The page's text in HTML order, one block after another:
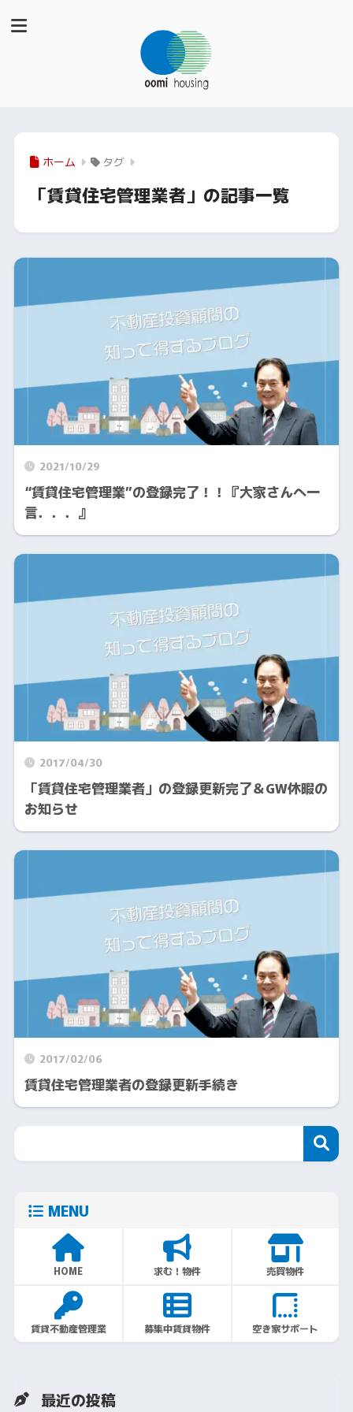
ホーム タグ
「賃貸住宅管理業者」の記事一覧
2021/10/29
“賃貸住宅管理業”の登録完了！！『大家さんへ一
言．．．』
2017/04/30
「賃貸住宅管理業者」の登録更新完了＆GW休暇の
お知らせ
2017/02/06
賃貸住宅管理業者の登録更新手続き
MENU
HOME 求む！物件 売買物件
賃貸不動産管理業 募集中賃貸物件 空き家サポート
最近の投稿